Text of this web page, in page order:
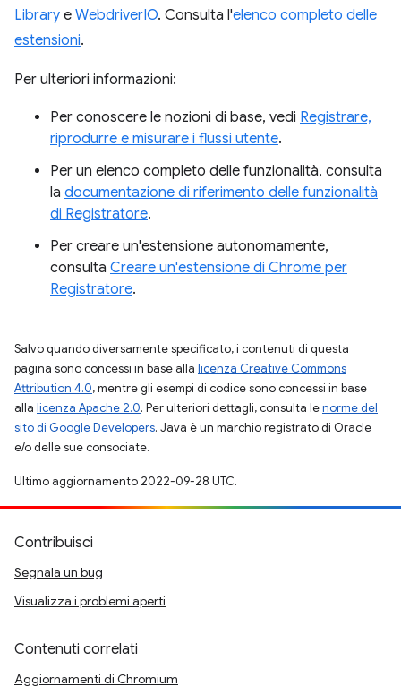
Library e WebdriverIO. Consulta l'elenco completo delle
estensioni.
Per ulteriori informazioni:
Per conoscere le nozioni di base, vedi Registrare,
riprodurre e misurare i flussi utente.
Per un elenco completo delle funzionalità, consulta
la documentazione di riferimento delle funzionalità
di Registratore.
Per creare un'estensione autonomamente,
consulta Creare un'estensione di Chrome per
Registratore.
Salvo quando diversamente specificato, i contenuti di questa
pagina sono concessi in base alla licenza Creative Commons
Attribution 4.0, mentre gli esempi di codice sono concessi in base
alla licenza Apache 2.0. Per ulteriori dettagli, consulta lenorme del
sito di Google Developers. Java è un marchio registrato di Oracle
e/o delle sue consociate.
Ultimo aggiornamento 2022-09-28 UTC.
Contribuisci
Segnala un bug
Visualizza i problemi aperti
Contenuti correlati
Aggiornamenti di Chromium